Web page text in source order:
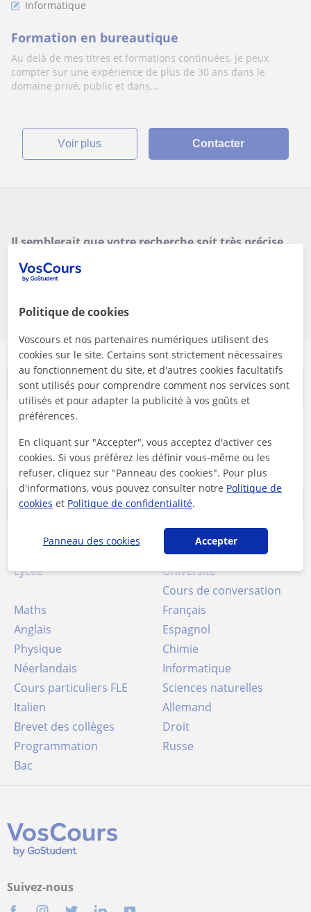
Informatique
Formation en bureautique
Au delà de mes titres et formations continuées, je peux
compter sur une expérience de plus de 30 ans dans le
domaine privé, public et dans...
voir plus Contacter
Il semblerait que votre recherche soit très précise.
sauvegardez-la, et nous vous préviendrons dès que de
Supprimer les filtres
Villes populaires
Cours particuliers à
Neupré
Cours particuliers à
Seraing
Cours les plus recherchés
Collège
Lycée
Université
Cours de conversation
Maths
Français
Anglais
Espagnol
Physique
Chimie
Néerlandais
Informatique
Cours particuliers FLE
Sciences naturelles
Italien
Allemand
Brevet des collèges
Droit
Programmation
Russe
Bac
Suivez-nous
Politique de cookies
Voscours et nos partenaires numériques utilisent des
cookies sur le site. Certains sont strictement nécessaires
au fonctionnement du site, et d'autres cookies facultatifs
sont utilisés pour comprendre comment nos services sont
utilisés et pour adapter la publicité à vos goûts et
préférences.
En cliquant sur "Accepter", vous acceptez d'activer ces
cookies. Si vous préférez les définir vous-même ou les
refuser, cliquez sur "Panneau des cookies". Pour plus
d'informations, vous pouvez consulter notre Politique de
cookies et Politique de confidentialité.
Panneau des cookies Accepter